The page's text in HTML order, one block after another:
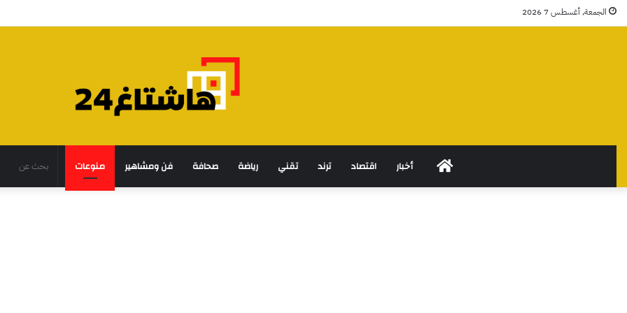
الجمعة, أغسطس 7 2026
الرئيسيةأخبار اقتصاد ترند تقني رياضة صحافة فن ومشاهير منوعات